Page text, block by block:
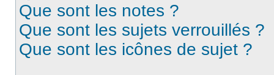
Que sont les notes ?
Que sont les sujets verrouillés ?
Que sont les icônes de sujet ?